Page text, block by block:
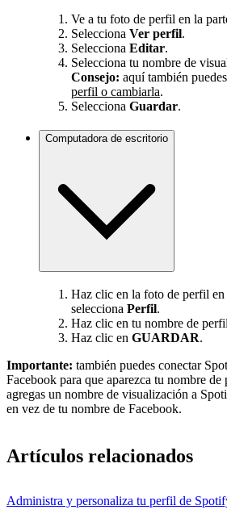
Ve a tu foto de perfil en la
Selecciona Ver perfil.
Selecciona Editar.
Selecciona tu nombre de
Consejo: aquí también puedes
perfil o cambiarla.
Selecciona Guardar.
Computadora de escritorio
Haz clic en la foto de perfil
selecciona Perfil.
Haz clic en tu nombre de
Haz clic en GUARDAR.
Importante: también puedes conectar
Facebook para que aparezca tu nombre
agregas un nombre de visualización a
en vez de tu nombre de Facebook.
Artículos relacionados
Administra y personaliza tu perfil de